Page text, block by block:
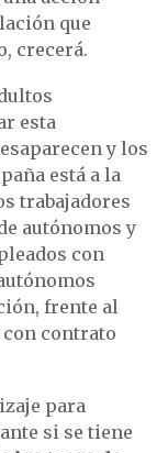
que
crecerá.
esta
y los
está a la
trabajadores
autónomos y
con
frente al
con contrato
para
si se tiene